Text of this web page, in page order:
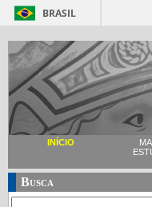
BRASIL
INÍCIO
Busca